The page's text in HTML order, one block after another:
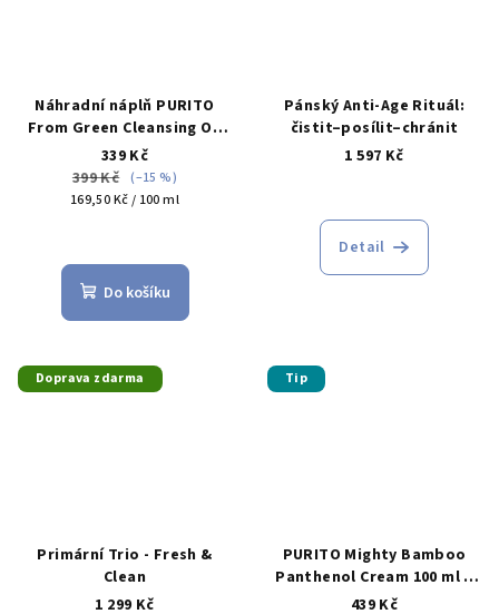
Náhradní náplň PURITO
From Green Cleansing Oil
200 ml
339 Kč
399 Kč (–15 %)
Měrná
169,50 Kč / 100 ml
hodnocení
produktu
5
hvězdiček.
Do košíku
Pánský Anti-Age Rituál:
čistit–posílit–chránit
1 597 Kč
Detail
Doprava zdarma
Primární Trio - Fresh &
Clean
1 299 Kč
Tip
PURITO Mighty Bamboo
Panthenol Cream 100 ml –
krém pro pleť, která pne a
439 Kč